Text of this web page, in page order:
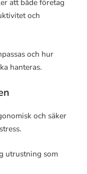
att både företag
och
och hur
hanteras.
och säker
utrustning som